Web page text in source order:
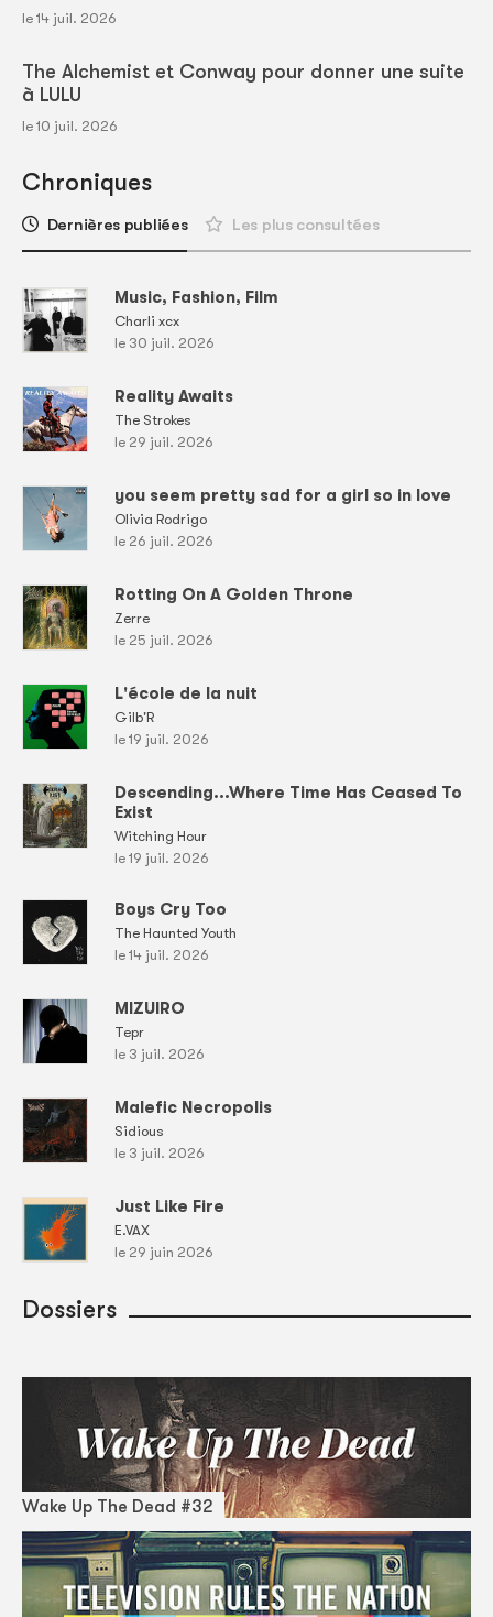
le 14 juil. 2026
The Alchemist et Conway pour donner une suite
à LULU
le 10 juil. 2026
Chroniques
Dernières publiées Les plus consultées
Music, Fashion, Film
Charli xcx
le 30 juil. 2026
Reality Awaits
The Strokes
le 29 juil. 2026
you seem pretty sad for a girl so in love
Olivia Rodrigo
le 26 juil. 2026
Rotting On A Golden Throne
Zerre
le 25 juil. 2026
L'école de la nuit
Gilb'R
le 19 juil. 2026
Descending...Where Time Has Ceased To
Exist
Witching Hour
le 19 juil. 2026
Boys Cry Too
The Haunted Youth
le 14 juil. 2026
MIZUIRO
Tepr
le 3 juil. 2026
Malefic Necropolis
Sidious
le 3 juil. 2026
Just Like Fire
E.VAX
le 29 juin 2026
Dossiers
Wake Up The Dead #32